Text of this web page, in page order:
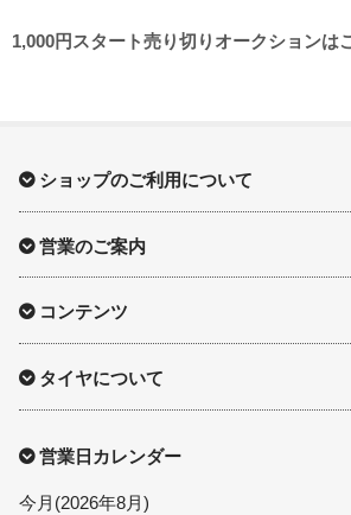
1,000円スタート売り切りオークションは
ショップのご利用について
営業のご案内
コンテンツ
タイヤについて
営業日カレンダー
今月(2026年8月)